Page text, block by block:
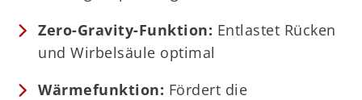
Zero-Gravity-Funktion: Entlastet Rücken
und Wirbelsäule optimal
Wärmefunktion: Fördert die